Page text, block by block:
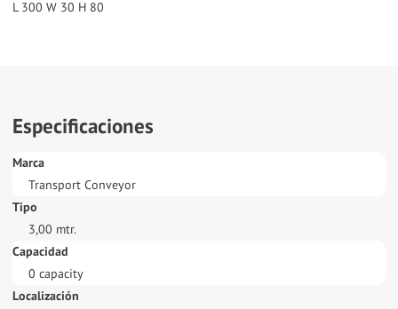
Especificaciones
Marca
Transport Conveyor
Tipo
3,00 mtr.
Capacidad
0 capacity
Localización